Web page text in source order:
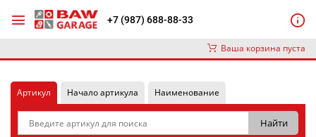
+7 (987) 688-88-33
Ваша корзина пуста
Артикул Начало артикула Наименование